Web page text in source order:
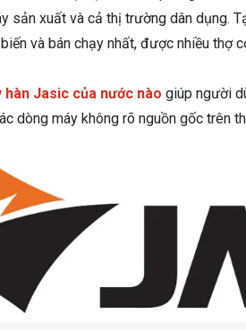
sản xuất và cả thị trường dân dụng.
và bán chạy nhất, được nhiều thợ
hàn Jasic của nước nào giúp người
dòng máy không rõ nguồn gốc trên